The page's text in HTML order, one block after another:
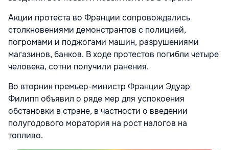
Акции протеста во Франции сопровождались
столкновениями демонстрантов с полицией,
погромами и поджогами машин, разрушениями
магазинов, банков. В ходе протестов погибли четыре
человека, сотни получили ранения.
Во вторник премьер-министр Франции Эдуар
Филипп объявил о ряде мер для успокоения
обстановки в стране, в частности о введении
полугодового моратория на рост налогов на
топливо.